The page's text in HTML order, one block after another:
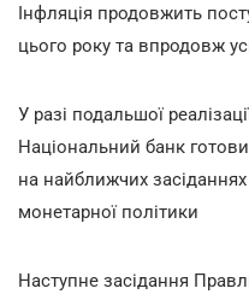
Інфляція продовжить
цього року та впродовж
У разі подальшої
Національний банк
на найближчих
монетарної політики
Наступне засідання